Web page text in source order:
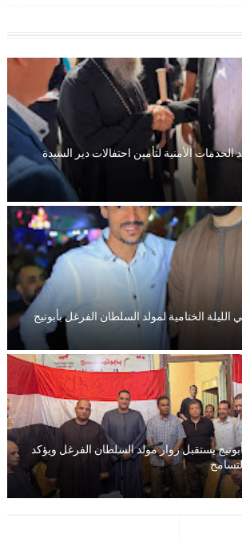
الأمنية لتأمين احتفالات دير السيدة
الختامية لمولد السلطان الفرغل بأبوتيج
يستقبل زوار مولد السلطان الفرغل ويؤكد